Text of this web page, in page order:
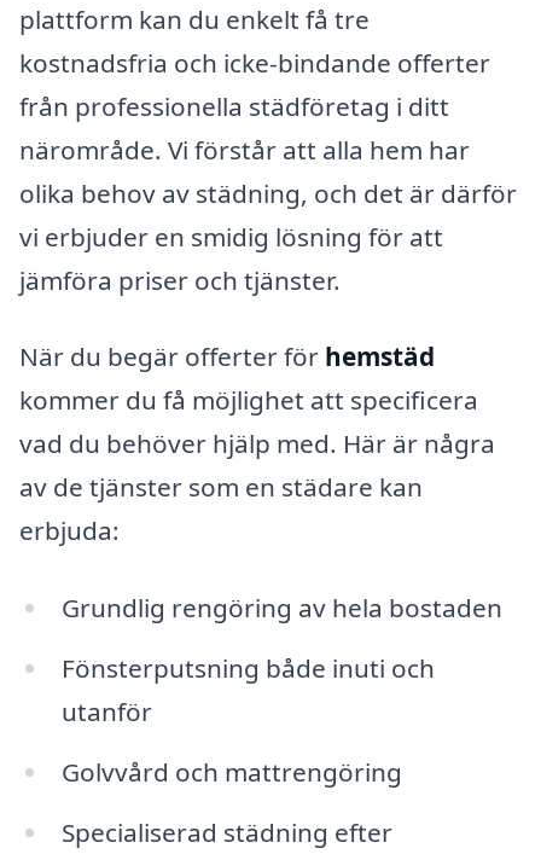
plattform kan du enkelt få tre
kostnadsfria och icke-bindande offerter
från professionella städföretag i ditt
närområde. Vi förstår att alla hem har
olika behov av städning, och det är därför
vi erbjuder en smidig lösning för att
jämföra priser och tjänster.
När du begär offerter för hemstäd
kommer du få möjlighet att specificera
vad du behöver hjälp med. Här är några
av de tjänster som en städare kan
erbjuda:
Grundlig rengöring av hela bostaden
Fönsterputsning både inuti och
utanför
Golvvård och mattrengöring
Specialiserad städning efter